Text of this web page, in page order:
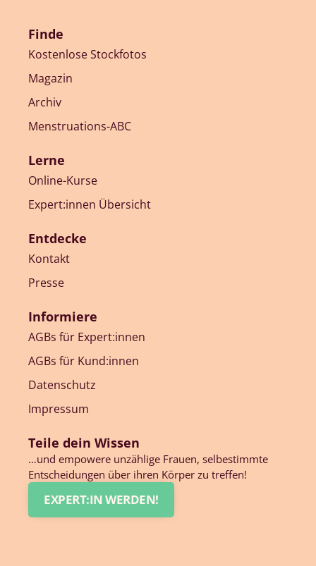
Finde
Kostenlose Stockfotos
Magazin
Archiv
Menstruations-ABC
Lerne
Online-Kurse
Expert:innen Übersicht
Entdecke
Kontakt
Presse
Informiere
AGBs für Expert:innen
AGBs für Kund:innen
Datenschutz
Impressum
Teile dein Wissen
…und empowere unzählige Frauen, selbestimmte
Entscheidungen über ihren Körper zu treffen!
EXPERT:IN WERDEN!